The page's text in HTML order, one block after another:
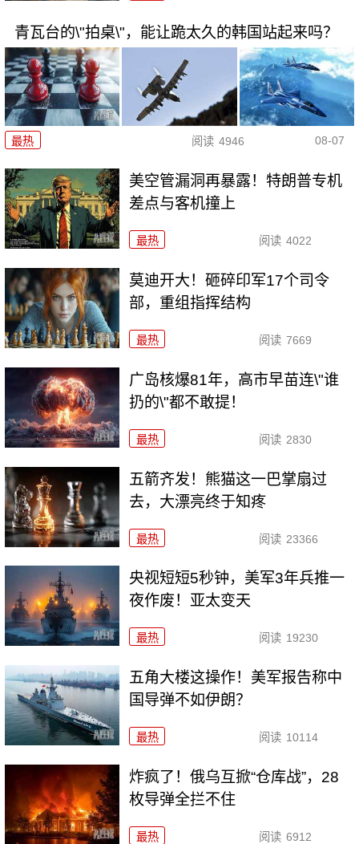
青瓦台的\"拍桌\"，能让跪太久的韩国站起来吗？
最热 阅读 4946 08-07
美空管漏洞再暴露！特朗普专机
差点与客机撞上
最热 阅读 4022
莫迪开大！砸碎印军17个司令
部，重组指挥结构
最热 阅读 7669
广岛核爆81年，高市早苗连\"谁
扔的\"都不敢提！
最热 阅读 2830
五箭齐发！熊猫这一巴掌扇过
去，大漂亮终于知疼
最热 阅读 23366
央视短短5秒钟，美军3年兵推一
夜作废！亚太变天
最热 阅读 19230
五角大楼这操作！美军报告称中
国导弹不如伊朗？
最热 阅读 10114
炸疯了！俄乌互掀“仓库战”，28
枚导弹全拦不住
最热 阅读 6912